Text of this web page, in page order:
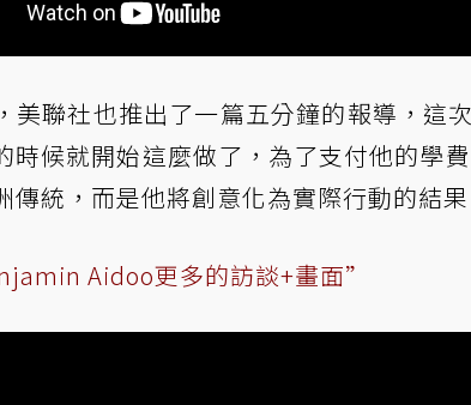
美聯社也推出了一篇五分鐘的報導，這
時候就開始這麼做了，為了支付他的學
傳統，而是他將創意化為實際行動的結果
Aidoo更多的訪談+畫面”